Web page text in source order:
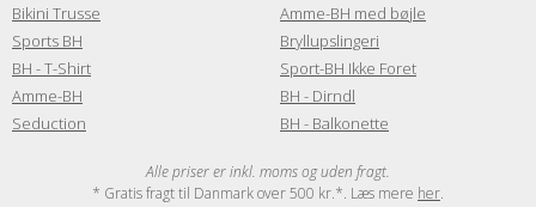
Bikini Trusse
Sports BH
BH - T-Shirt
Amme-BH
Seduction
Amme-BH med bøjle
Bryllupslingeri
Sport-BH Ikke Foret
BH - Dirndl
BH - Balkonette
Alle priser er inkl. moms og uden fragt.
* Gratis fragt til Danmark over 500 kr.*. Læs mere her.